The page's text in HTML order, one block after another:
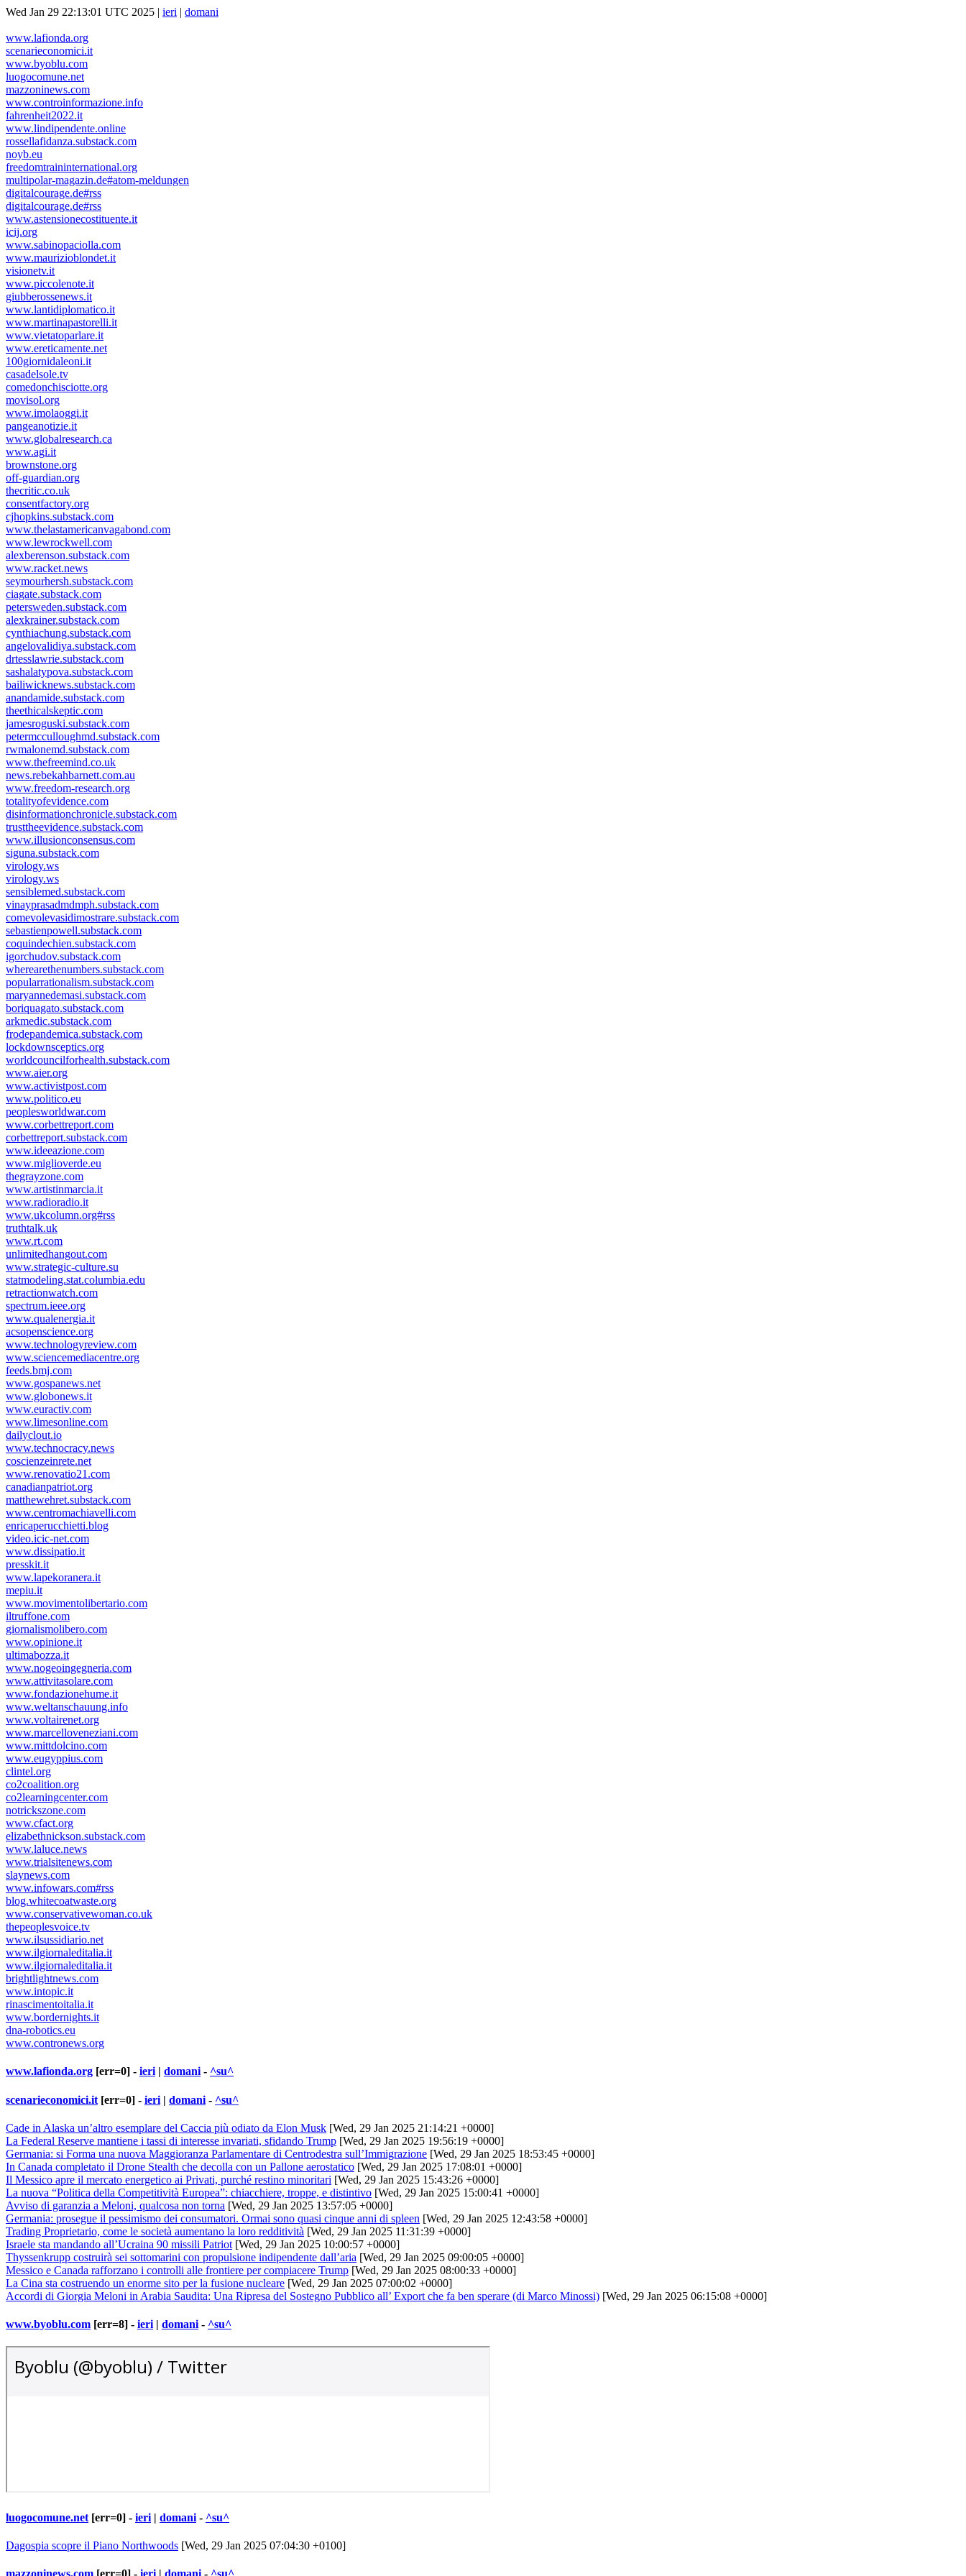
Wed Jan 29 22:13:01 UTC 2025 | ieri | domani
www.lafionda.org
scenarieconomici.it
www.byoblu.com
luogocomune.net
mazzoninews.com
www.controinformazione.info
fahrenheit2022.it
www.lindipendente.online
rossellafidanza.substack.com
noyb.eu
freedomtraininternational.org
multipolar-magazin.de#atom-meldungen
digitalcourage.de#rss
digitalcourage.de#rss
www.astensionecostituente.it
icij.org
www.sabinopaciolla.com
www.maurizioblondet.it
visionetv.it
www.piccolenote.it
giubberossenews.it
www.lantidiplomatico.it
www.martinapastorelli.it
www.vietatoparlare.it
www.ereticamente.net
100giornidaleoni.it
casadelsole.tv
comedonchisciotte.org
movisol.org
www.imolaoggi.it
pangeanotizie.it
www.globalresearch.ca
www.agi.it
brownstone.org
off-guardian.org
thecritic.co.uk
consentfactory.org
cjhopkins.substack.com
www.thelastamericanvagabond.com
www.lewrockwell.com
alexberenson.substack.com
www.racket.news
seymourhersh.substack.com
ciagate.substack.com
petersweden.substack.com
alexkrainer.substack.com
cynthiachung.substack.com
angelovalidiya.substack.com
drtesslawrie.substack.com
sashalatypova.substack.com
bailiwicknews.substack.com
anandamide.substack.com
theethicalskeptic.com
jamesroguski.substack.com
petermcculloughmd.substack.com
rwmalonemd.substack.com
www.thefreemind.co.uk
news.rebekahbarnett.com.au
www.freedom-research.org
totalityofevidence.com
disinformationchronicle.substack.com
trusttheevidence.substack.com
www.illusionconsensus.com
siguna.substack.com
virology.ws
virology.ws
sensiblemed.substack.com
vinayprasadmdmph.substack.com
comevolevasidimostrare.substack.com
sebastienpowell.substack.com
coquindechien.substack.com
igorchudov.substack.com
wherearethenumbers.substack.com
popularrationalism.substack.com
maryannedemasi.substack.com
boriquagato.substack.com
arkmedic.substack.com
frodepandemica.substack.com
lockdownsceptics.org
worldcouncilforhealth.substack.com
www.aier.org
www.activistpost.com
www.politico.eu
peoplesworldwar.com
www.corbettreport.com
corbettreport.substack.com
www.ideeazione.com
www.miglioverde.eu
thegrayzone.com
www.artistinmarcia.it
www.radioradio.it
www.ukcolumn.org#rss
truthtalk.uk
www.rt.com
unlimitedhangout.com
www.strategic-culture.su
statmodeling.stat.columbia.edu
retractionwatch.com
spectrum.ieee.org
www.qualenergia.it
acsopenscience.org
www.technologyreview.com
www.sciencemediacentre.org
feeds.bmj.com
www.gospanews.net
www.globonews.it
www.euractiv.com
www.limesonline.com
dailyclout.io
www.technocracy.news
coscienzeinrete.net
www.renovatio21.com
canadianpatriot.org
matthewehret.substack.com
www.centromachiavelli.com
enricaperucchietti.blog
video.icic-net.com
www.dissipatio.it
presskit.it
www.lapekoranera.it
mepiu.it
www.movimentolibertario.com
iltruffone.com
giornalismolibero.com
www.opinione.it
ultimabozza.it
www.nogeoingegneria.com
www.attivitasolare.com
www.fondazionehume.it
www.weltanschauung.info
www.voltairenet.org
www.marcelloveneziani.com
www.mittdolcino.com
www.eugyppius.com
clintel.org
co2coalition.org
co2learningcenter.com
notrickszone.com
www.cfact.org
elizabethnickson.substack.com
www.laluce.news
www.trialsitenews.com
slaynews.com
www.infowars.com#rss
blog.whitecoatwaste.org
www.conservativewoman.co.uk
thepeoplesvoice.tv
www.ilsussidiario.net
www.ilgiornaleditalia.it
www.ilgiornaleditalia.it
brightlightnews.com
www.intopic.it
rinascimentoitalia.it
www.bordernights.it
dna-robotics.eu
www.contronews.org
www.lafionda.org [err=0] - ieri | domani - ^su^
scenarieconomici.it [err=0] - ieri | domani - ^su^
Cade in Alaska un’altro esemplare del Caccia più odiato da Elon Musk [Wed, 29 Jan 2025 21:14:21 +0000]
La Federal Reserve mantiene i tassi di interesse invariati, sfidando Trump [Wed, 29 Jan 2025 19:56:19 +0000]
Germania: si Forma una nuova Maggioranza Parlamentare di Centrodestra sull’Immigrazione [Wed, 29 Jan 2025 18:53:45 +0000]
In Canada completato il Drone Stealth che decolla con un Pallone aerostatico [Wed, 29 Jan 2025 17:08:01 +0000]
Il Messico apre il mercato energetico ai Privati, purché restino minoritari [Wed, 29 Jan 2025 15:43:26 +0000]
La nuova “Politica della Competitività Europea”: chiacchiere, troppe, e distintivo [Wed, 29 Jan 2025 15:00:41 +0000]
Avviso di garanzia a Meloni, qualcosa non torna [Wed, 29 Jan 2025 13:57:05 +0000]
Germania: prosegue il pessimismo dei consumatori. Ormai sono quasi cinque anni di spleen [Wed, 29 Jan 2025 12:43:58 +0000]
Trading Proprietario, come le società aumentano la loro redditività [Wed, 29 Jan 2025 11:31:39 +0000]
Israele sta mandando all’Ucraina 90 missili Patriot [Wed, 29 Jan 2025 10:00:57 +0000]
Thyssenkrupp costruirà sei sottomarini con propulsione indipendente dall’aria [Wed, 29 Jan 2025 09:00:05 +0000]
Messico e Canada rafforzano i controlli alle frontiere per compiacere Trump [Wed, 29 Jan 2025 08:00:33 +0000]
La Cina sta costruendo un enorme sito per la fusione nucleare [Wed, 29 Jan 2025 07:00:02 +0000]
Accordi di Giorgia Meloni in Arabia Saudita: Una Ripresa del Sostegno Pubblico all’ Export che fa ben sperare (di Marco Minossi) [Wed, 29 Jan 2025 06:15:08 +0000]
www.byoblu.com [err=8] - ieri | domani - ^su^
luogocomune.net [err=0] - ieri | domani - ^su^
Dagospia scopre il Piano Northwoods [Wed, 29 Jan 2025 07:04:30 +0100]